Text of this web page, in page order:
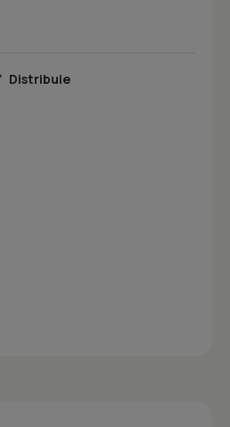
Distribuie